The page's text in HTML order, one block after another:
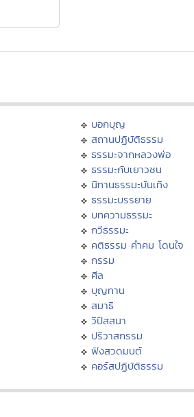
บอกบุญ
สถานปฏิบัติธรรม
ธรรมะจากหลวงพ่อ
ธรรมะกับเยาวชน
นิทานธรรมะบันเทิง
ธรรมะบรรยาย
บทความธรรมะ
กวีธรรมะ
คติธรรม คำคม โดนใจ
กรรม
ศีล
บุญทาน
สมาธิ
วิปัสสนา
ปริวาสกรรม
ฟังสวดมนต์
คอร์สปฏิบัติธรรม